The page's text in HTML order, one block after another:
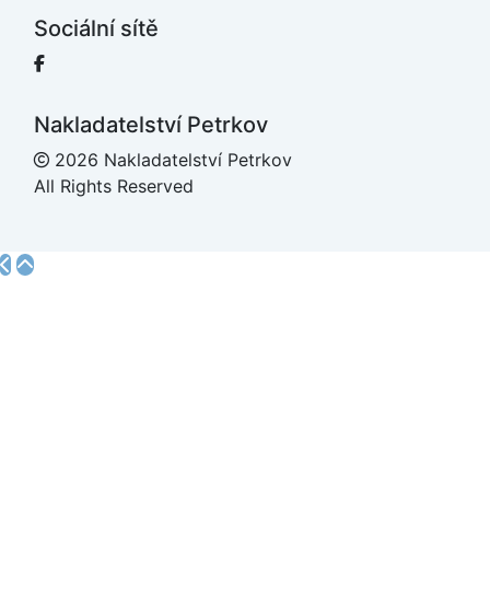
Sociální sítě
Nakladatelství Petrkov
2026 Nakladatelství Petrkov
All Rights Reserved